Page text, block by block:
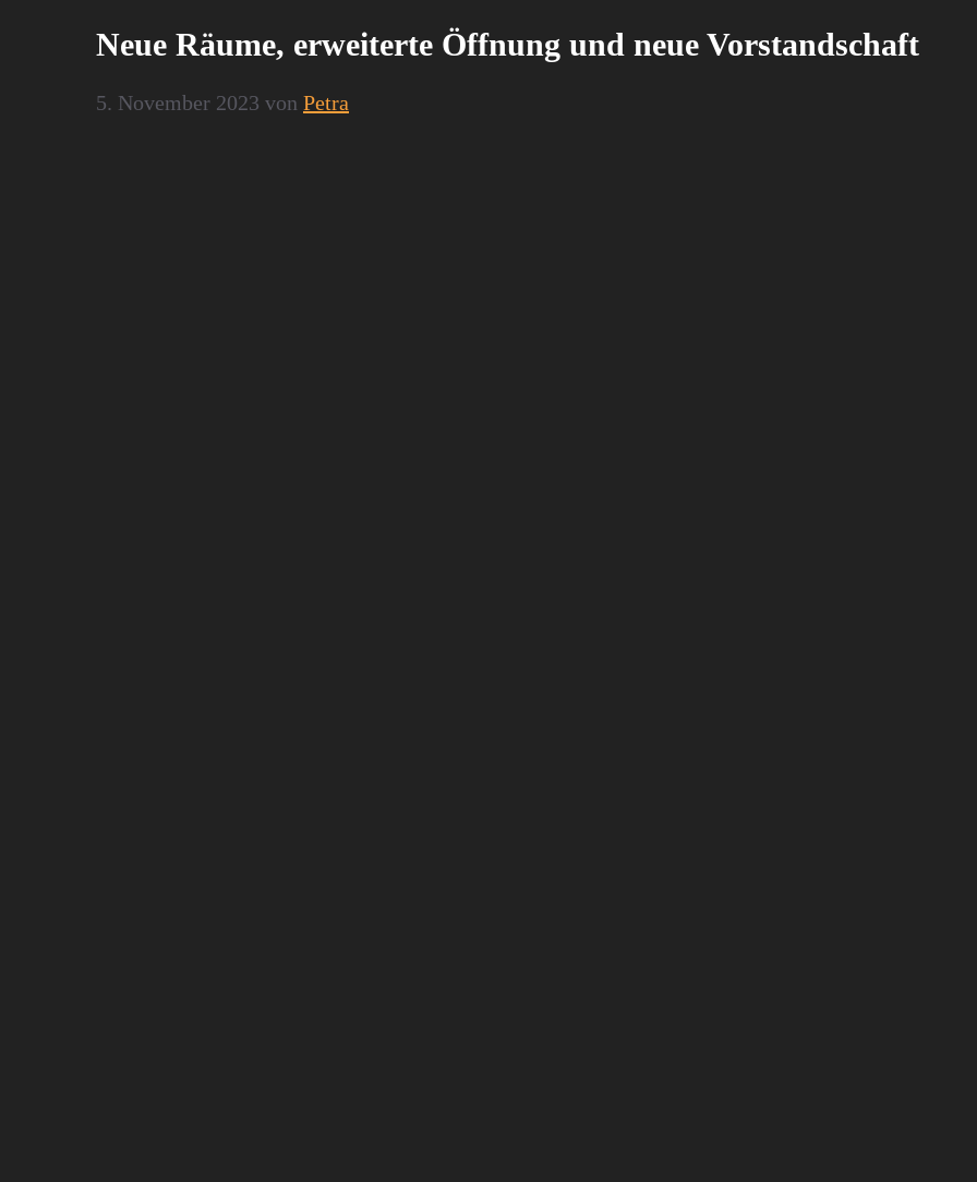
Neue Räume, erweiterte Öffnung und neue Vorstandschaft
5. November 2023 von Petra